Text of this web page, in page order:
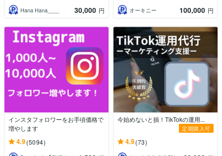
Hana Hana____ 30,000 円
オーキニー
100,000 円
インスタフォロワーをお手頃価格で
増やします
4.9(5094)
今始めないと損！TikTokの運用...
定期購入可
4.9(73)